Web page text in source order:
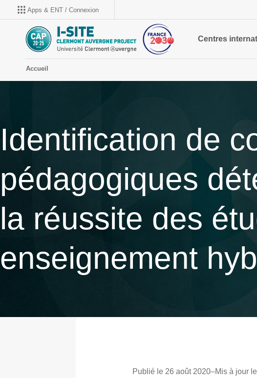
Apps & ENT / Connexion
Centres
Accueil
Identification de
pédagogiques
la réussite des
enseignement
Publié le 26 août 2020–Mis à jour